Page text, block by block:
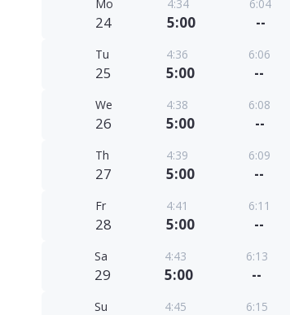
Mo
24
4:34
5:00
6:04
--
Tu
25
4:36
5:00
6:06
--
We
26
4:38
5:00
6:08
--
Th
27
4:39
5:00
6:09
--
Fr
28
4:41
5:00
6:11
--
Sa
29
4:43
5:00
6:13
--
Su 4:45 6:15